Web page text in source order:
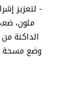
- لتعزيز
ملون،
الداكنة
وضع مسحة